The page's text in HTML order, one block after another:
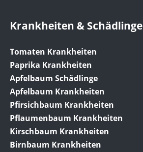
Krankheiten & Schädlinge
Tomaten Krankheiten
Paprika Krankheiten
Apfelbaum Schädlinge
Apfelbaum Krankheiten
Pfirsichbaum Krankheiten
Pflaumenbaum Krankheiten
Kirschbaum Krankheiten
Birnbaum Krankheiten